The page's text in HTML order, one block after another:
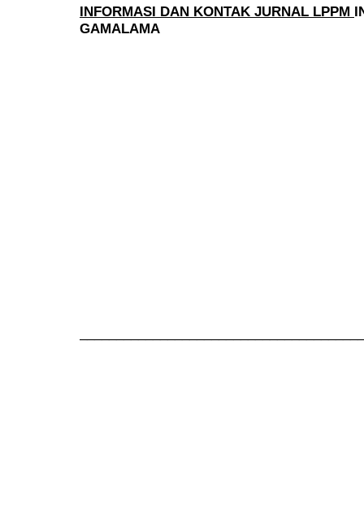
INFORMASI DAN KONTAK JURNAL LPPM
GAMALAMA